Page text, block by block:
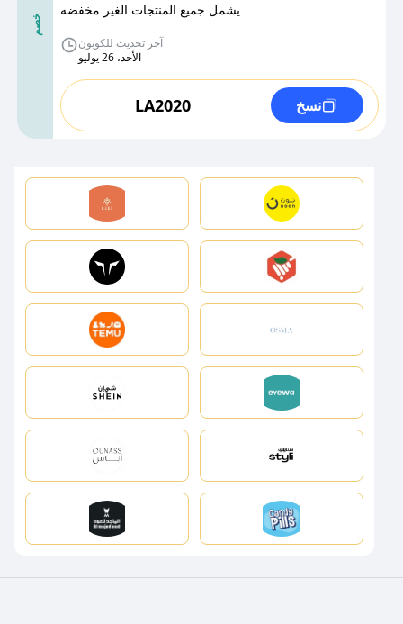
خصم
يشمل جميع المنتجات الغير مخفضه
آخر تحديث للكوبون
الأحد، 26 يوليو
LA2020 نسخ